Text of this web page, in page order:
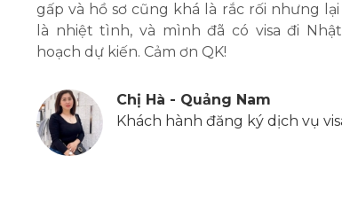
gấp và hồ sơ cũng khá là rắc rối nhưng lại
là nhiệt tình, và mình đã có visa đi Nhật
hoạch dự kiến. Cảm ơn QK!
Chị Hà - Quảng Nam
Khách hành đăng ký dịch vụ visa